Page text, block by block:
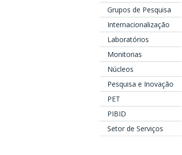
Grupos de Pesquisa
Internacionalização
Laboratórios
Monitorias
Núcleos
Pesquisa e Inovação
PET
PIBID
Setor de Serviços